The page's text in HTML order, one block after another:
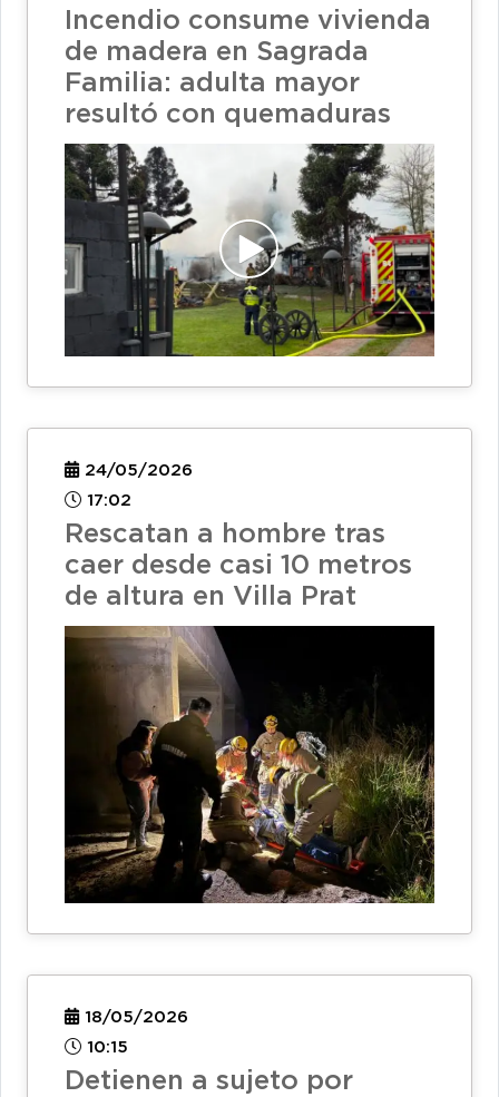
Incendio consume vivienda
de madera en Sagrada
Familia: adulta mayor
resultó con quemaduras
24/05/2026
17:02
Rescatan a hombre tras
caer desde casi 10 metros
de altura en Villa Prat
18/05/2026
10:15
Detienen a sujeto por